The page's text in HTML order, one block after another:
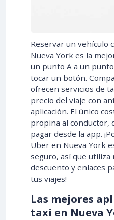
Reservar un vehículo
Nueva York es la
un punto A a un
tocar un botón.
ofrecen servicios de
precio del viaje con
aplicación. El único
propina al conductor,
pagar desde la app.
Uber en Nueva York
seguro, así que utiliza
descuento y enlaces
tus viajes!
Las mejores
taxi en Nueva